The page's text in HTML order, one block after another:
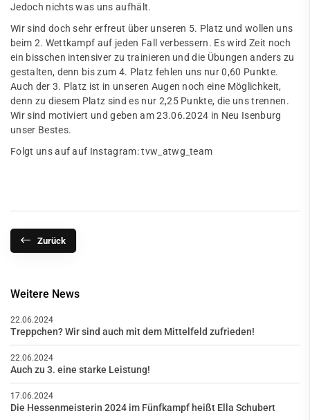
Jedoch nichts was uns aufhält.
Wir sind doch sehr erfreut über unseren 5. Platz und wollen uns
beim 2. Wettkampf auf jeden Fall verbessern. Es wird Zeit noch
ein bisschen intensiver zu trainieren und die Übungen anders zu
gestalten, denn bis zum 4. Platz fehlen uns nur 0,60 Punkte.
Auch der 3. Platz ist in unseren Augen noch eine Möglichkeit,
denn zu diesem Platz sind es nur 2,25 Punkte, die uns trennen.
Wir sind motiviert und geben am 23.06.2024 in Neu Isenburg
unser Bestes.
Folgt uns auf auf Instagram: tvw_atwg_team
Zurück
Weitere News
22.06.2024
Treppchen? Wir sind auch mit dem Mittelfeld zufrieden!
22.06.2024
Auch zu 3. eine starke Leistung!
17.06.2024
Die Hessenmeisterin 2024 im Fünfkampf heißt Ella Schubert